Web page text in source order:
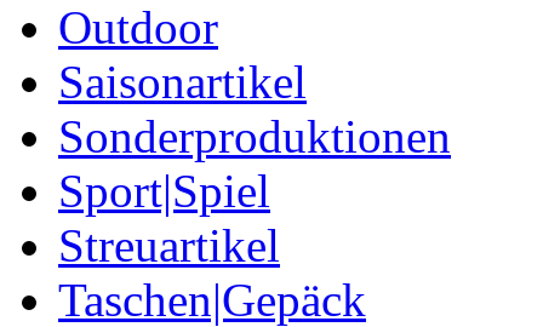
Outdoor
Saisonartikel
Sonderproduktionen
Sport|Spiel
Streuartikel
Taschen|Gepäck